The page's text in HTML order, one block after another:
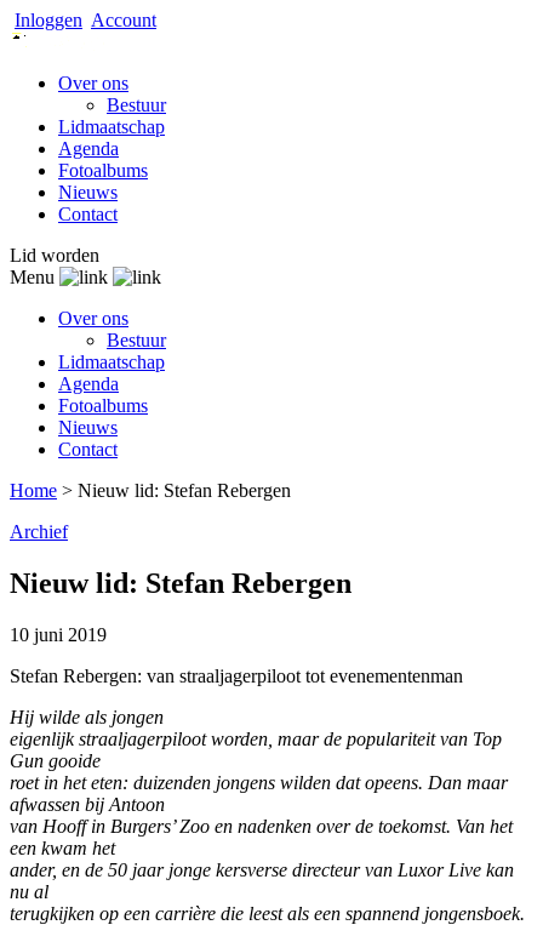
Inloggen Account
Over ons
Bestuur
Lidmaatschap
Agenda
Fotoalbums
Nieuws
Contact
Lid worden
Menu
Over ons
Bestuur
Lidmaatschap
Agenda
Fotoalbums
Nieuws
Contact
Home > Nieuw lid: Stefan Rebergen
Archief
Nieuw lid: Stefan Rebergen
10 juni 2019
Stefan Rebergen: van straaljagerpiloot tot evenementenman
Hij wilde als jongen
eigenlijk straaljagerpiloot worden, maar de populariteit van Top
Gun gooide
roet in het eten: duizenden jongens wilden dat opeens. Dan maar
afwassen bij Antoon
van Hooff in Burgers’ Zoo en nadenken over de toekomst. Van het
een kwam het
ander, en de 50 jaar jonge kersverse directeur van Luxor Live kan
nu al
terugkijken op een carrière die leest als een spannend jongensboek.